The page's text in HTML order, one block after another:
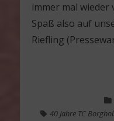
immer mal wieder
Spaß also auf
Riefling
40 Jahre TC